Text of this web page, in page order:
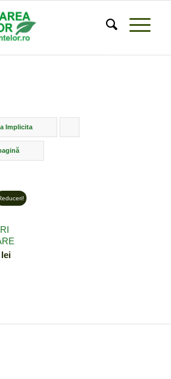
Implicita
leiPrețul